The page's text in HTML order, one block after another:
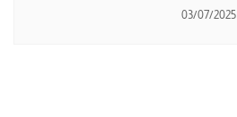
03/07/2025